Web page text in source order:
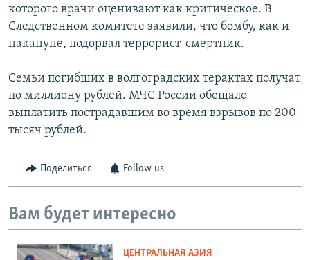
которого врачи оценивают как критическое. В
Следственном комитете заявили, что бомбу, как и
накануне, подорвал террорист-смертник.
Семьи погибших в волгоградских терактах получат
по миллиону рублей. МЧС России обещало
выплатить пострадавшим во время взрывов по 200
тысяч рублей.
Поделиться Follow us
Вам будет интересно
ЦЕНТРАЛЬНАЯ АЗИЯ